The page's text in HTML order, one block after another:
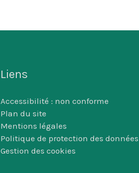
Liens
Accessibilité : non conforme
Plan du site
Mentions légales
Politique de protection des données
Gestion des cookies